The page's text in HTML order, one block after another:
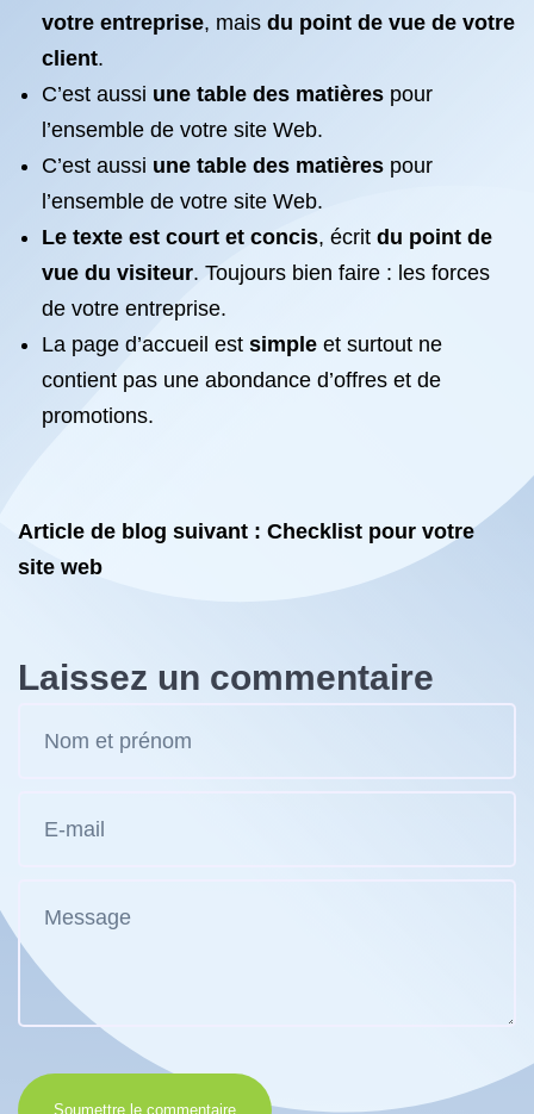
votre entreprise, mais du point de vue de votre
client.
C’est aussi une table des matières pour
l’ensemble de votre site Web.
C’est aussi une table des matières pour
l’ensemble de votre site Web.
Le texte est court et concis, écrit du point de
vue du visiteur. Toujours bien faire : les forces
de votre entreprise.
La page d’accueil est simple et surtout ne
contient pas une abondance d’offres et de
promotions.
Article de blog suivant : Checklist pour votre
site web
Laissez un commentaire
Soumettre le commentaire